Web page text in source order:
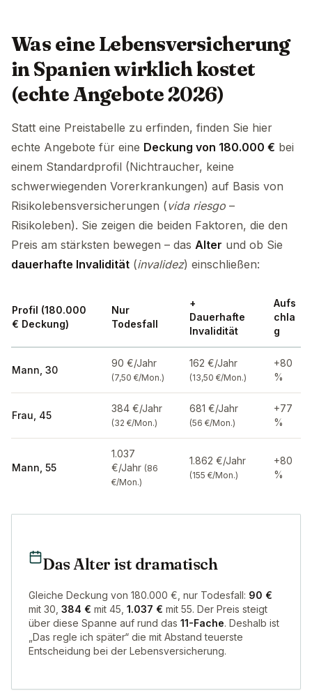
Was eine Lebensversicherung
in Spanien wirklich kostet
(echte Angebote 2026)
Statt eine Preistabelle zu erfinden, finden Sie hier
echte Angebote für eine Deckung von 180.000 € bei
einem Standardprofil (Nichtraucher, keine
schwerwiegenden Vorerkrankungen) auf Basis von
Risikolebensversicherungen (vida riesgo –
Risikoleben). Sie zeigen die beiden Faktoren, die den
Preis am stärksten bewegen – das Alter und ob Sie
dauerhafte Invalidität (invalidez) einschließen:
Profil (180.000
€ Deckung)
Nur
Todesfall
+
Dauerhafte
Invalidität
Aufs
chla
g
Mann, 30
90 €/Jahr
(7,50 €/Mon.)
162 €/Jahr
(13,50 €/Mon.)
+80
%
Frau, 45
384 €/Jahr
(32 €/Mon.)
681 €/Jahr
(56 €/Mon.)
+77
%
Mann, 55
1.037
€/Jahr (86
€/Mon.)
1.862 €/Jahr
(155 €/Mon.)
+80
%
Das Alter ist dramatisch
Gleiche Deckung von 180.000 €, nur Todesfall: 90 €
mit 30, 384 € mit 45, 1.037 € mit 55. Der Preis steigt
über diese Spanne auf rund das 11-Fache. Deshalb ist
„Das regle ich später“ die mit Abstand teuerste
Entscheidung bei der Lebensversicherung.